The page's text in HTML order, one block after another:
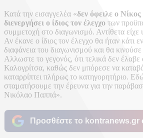
Κατά την εισαγγελέα «δεν όφειλε ο
διενεργήσει ο ίδιος τον έλεγχο των
συμμετοχή στο διαγωνισμό. Αντίθετα
Αν έκανε ο ίδιος τον έλεγχο θα ήταν κάτι
διαφάνεια του διαγωνισμού και θα
Αλλωστε το γεγονός, ότι τελικά δεν έλαβε
Καλογρίτσα, καθώς δεν μπόρεσε να
καταρρίπτει πλήρως το κατηγορητήριο.
σταματήσουμε την έρευνα για την
Νικόλαο Παππά».
Προσθέστε το kontranews.gr